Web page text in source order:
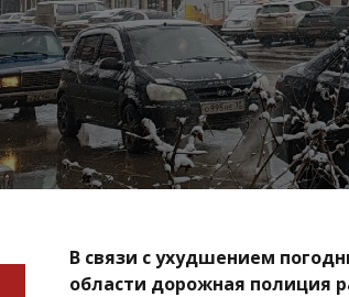
В связи с ухудшением
области дорожная полиция